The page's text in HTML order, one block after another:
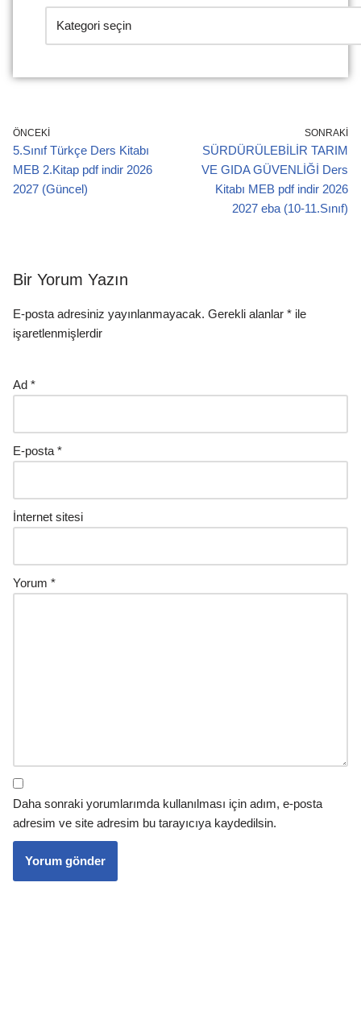
ÖNCEKI
5.Sınıf Türkçe Ders Kitabı
MEB 2.Kitap pdf indir 2026
2027 (Güncel)
SONRAKI
SÜRDÜRÜLEBİLİR TARIM
VE GIDA GÜVENLİĞİ Ders
Kitabı MEB pdf indir 2026
2027 eba (10-11.Sınıf)
Bir Yorum Yazın
E-posta adresiniz yayınlanmayacak. Gerekli alanlar * ile
işaretlenmişlerdir
Ad *
E-posta *
İnternet sitesi
Yorum *
Daha sonraki yorumlarımda kullanılması için adım, e-posta
adresim ve site adresim bu tarayıcıya kaydedilsin.